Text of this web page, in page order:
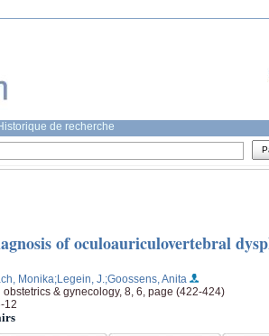
de recherche
of oculoauriculovertebral
Monika;Legein, J. ;Goossens, Anita
obstetrics & gynecology, 8, 6, page (422-424)
12